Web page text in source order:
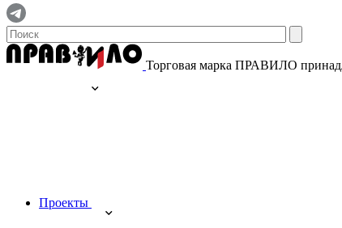
Торговая марка ПРАВИЛО
Проекты